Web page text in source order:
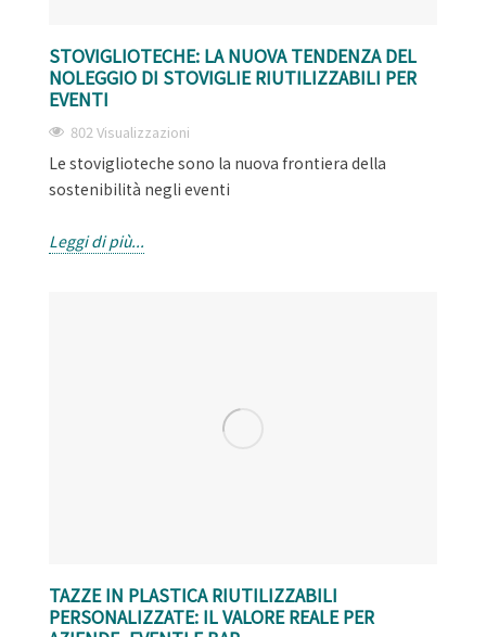
STOVIGLIOTECHE: LA NUOVA TENDENZA DEL
NOLEGGIO DI STOVIGLIE RIUTILIZZABILI PER
EVENTI
802 Visualizzazioni
Le stoviglioteche sono la nuova frontiera della
sostenibilità negli eventi
Leggi di più...
TAZZE IN PLASTICA RIUTILIZZABILI
PERSONALIZZATE: IL VALORE REALE PER